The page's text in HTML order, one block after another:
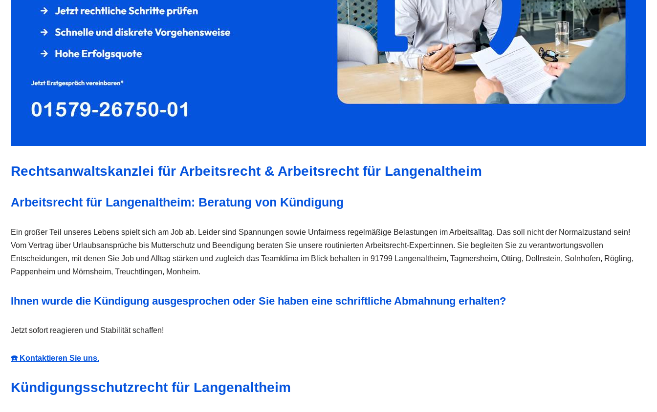
Rechtsanwaltskanzlei für Arbeitsrecht & Arbeitsrecht für Langenaltheim
Arbeitsrecht für Langenaltheim: Beratung von Kündigung
Ein großer Teil unseres Lebens spielt sich am Job ab. Leider sind Spannungen sowie Unfairness regelmäßige Belastungen im Arbeitsalltag. Das soll nicht der Normalzustand sein!
Vom Vertrag über Urlaubsansprüche bis Mutterschutz und Beendigung beraten Sie unsere routinierten Arbeitsrecht-Expert:innen. Sie begleiten Sie zu verantwortungsvollen
Entscheidungen, mit denen Sie Job und Alltag stärken und zugleich das Teamklima im Blick behalten in 91799 Langenaltheim, Tagmersheim, Otting, Dollnstein, Solnhofen, Rögling,
Pappenheim und Mörnsheim, Treuchtlingen, Monheim.
Ihnen wurde die Kündigung ausgesprochen oder Sie haben eine schriftliche Abmahnung erhalten?
Jetzt sofort reagieren und Stabilität schaffen!
☎️ Kontaktieren Sie uns.
Kündigungsschutzrecht für Langenaltheim